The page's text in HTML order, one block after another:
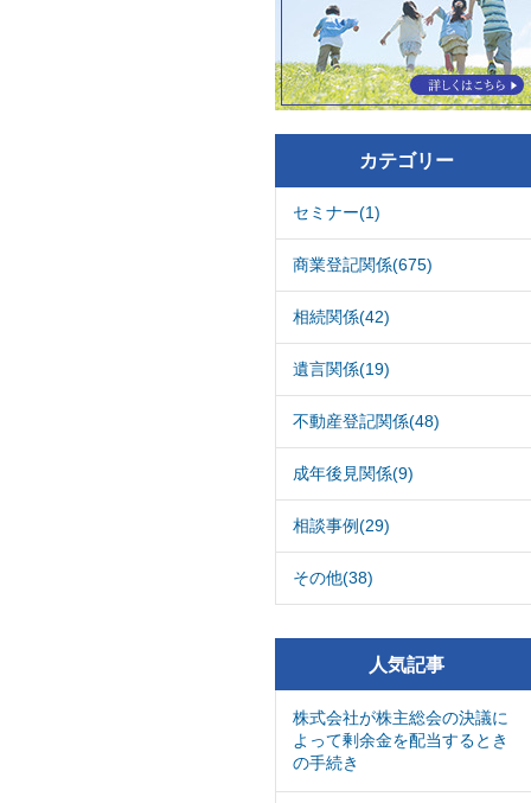
カテゴリー
セミナー(1)
商業登記関係(675)
相続関係(42)
遺言関係(19)
不動産登記関係(48)
成年後見関係(9)
相談事例(29)
その他(38)
人気記事
株式会社が株主総会の決議に
よって剰余金を配当するとき
の手続き